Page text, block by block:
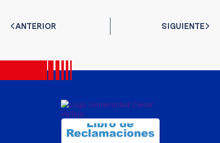
ANTERIOR SIGUIENTE